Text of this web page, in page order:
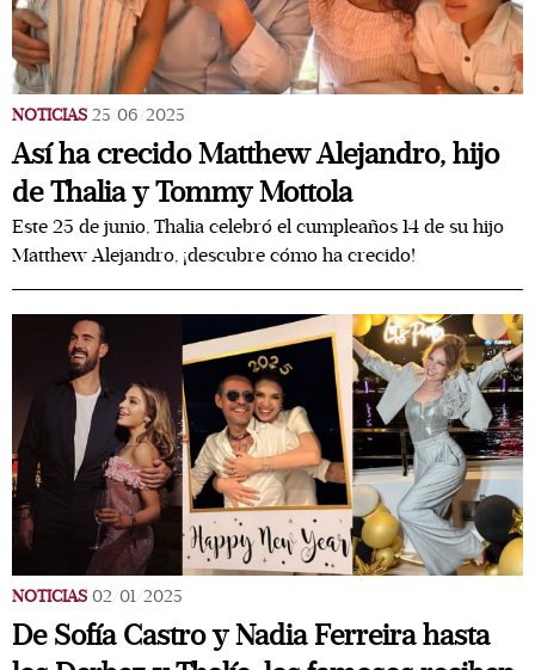
NOTICIAS 25/06/2025
Así ha crecido Matthew Alejandro, hijo
de Thalia y Tommy Mottola
Este 25 de junio, Thalia celebró el cumpleaños 14 de su hijo
Matthew Alejandro, ¡descubre cómo ha crecido!
NOTICIAS 02/01/2025
De Sofía Castro y Nadia Ferreira hasta